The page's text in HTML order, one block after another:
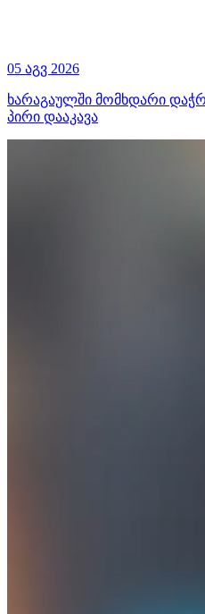
05 აგვ 2026
ხარაგაულში მომხდარი
პირი დააკავა